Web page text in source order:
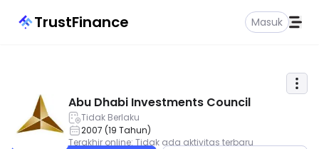
TrustFinance Masuk
Abu Dhabi Investments Council
Tidak Berlaku
2007 (19 Tahun)
Terakhir online: Tidak ada aktivitas terbaru